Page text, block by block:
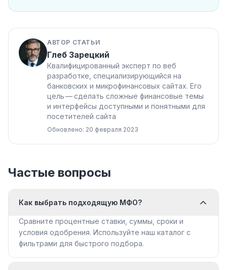
АВТОР СТАТЬИ
Глеб Зарецкий
Квалифицированный эксперт по веб
разработке, специализирующийся на
банковских и микрофинансовых сайтах. Его
цель — сделать сложные финансовые темы
и интерфейсы доступными и понятными для
посетителей сайта
Обновлено: 20 февраля 2023
Частые вопросы
Как выбрать подходящую МФО?
Сравните процентные ставки, суммы, сроки и
условия одобрения. Используйте наш каталог с
фильтрами для быстрого подбора.